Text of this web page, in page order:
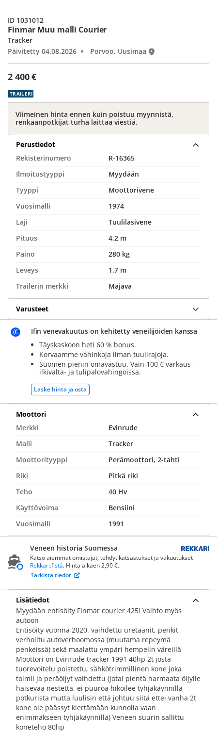
Finmar Muu malli Courier
2 400 €
Tracker
Päivitetty 04.08.2026
Porvoo, Uusimaa
ID 1031012
TRAILERI
Viimeinen hinta ennen kuin poistuu myynnistä,
renkaanpotkijat turha laittaa viestiä.
Perustiedot
Rekisterinumero
R-16365
Ilmoitustyyppi
Myydään
Tyyppi
Moottorivene
Vuosimalli
1974
Laji
Tuulilasivene
Pituus
4,2 m
Paino
280 kg
Leveys
1,7 m
Trailerin merkki
Majava
Varusteet
Ifin venevakuutus on kehitetty veneilijöiden kanssa
Täyskaskoon heti 60 % bonus.
Korvaamme vahinkoja ilman tuulirajoja.
Suomen pienin omavastuu. Vain 100 € varkaus-,
ilkivalta- ja tulipalovahingoissa.
Laske hinta ja osta
Moottori
Merkki
Evinrude
Malli
Tracker
Moottorityyppi
Perämoottori, 2-tahti
Riki
Pitkä riki
Teho
40 Hv
Käyttövoima
Bensiini
Vuosimalli
1991
Veneen historia Suomessa
Katso aiemmat omistajat, tehdyt katsastukset ja vakuutukset
Rekkari.fistä. Hinta alkaen 2,90 €.
Tarkista tiedot
Lisätiedot
Myydään entisöity Finmar courier 425! Vaihto myös
autoon
Entisöity vuonna 2020. vaihdettu uretaanit, penkit
verhoiltu autoverhoomossa (muutama repeymä
penkeissä) sekä maalattu ympäri hempelin väreillä
Moottori on Evinrude tracker 1991 40hp 2t josta
tuorevoitelu poistettu, sähkötrimmillinen kone joka
toimii ja peräöljyt vaihdettu (jotai pientä harmaata öljylle
haisevaa nestettä, ei puuroa hikoilee tyhjäkäynnillä
potkurista mutta luulisin että johtuu siitä ettei vanha 2t
kone ole päässyt kiertämään kunnolla vaan
enimmäkseen tyhjäkäynnillä) Veneen suurin sallittu
koneteho 80hp